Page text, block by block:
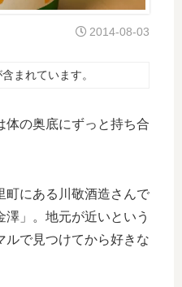
2014-08-03
まれています。
体の奥底にずっと持ち合
町にある川敬酒造さんで
」。地元が近いという
ルで見つけてから好きな